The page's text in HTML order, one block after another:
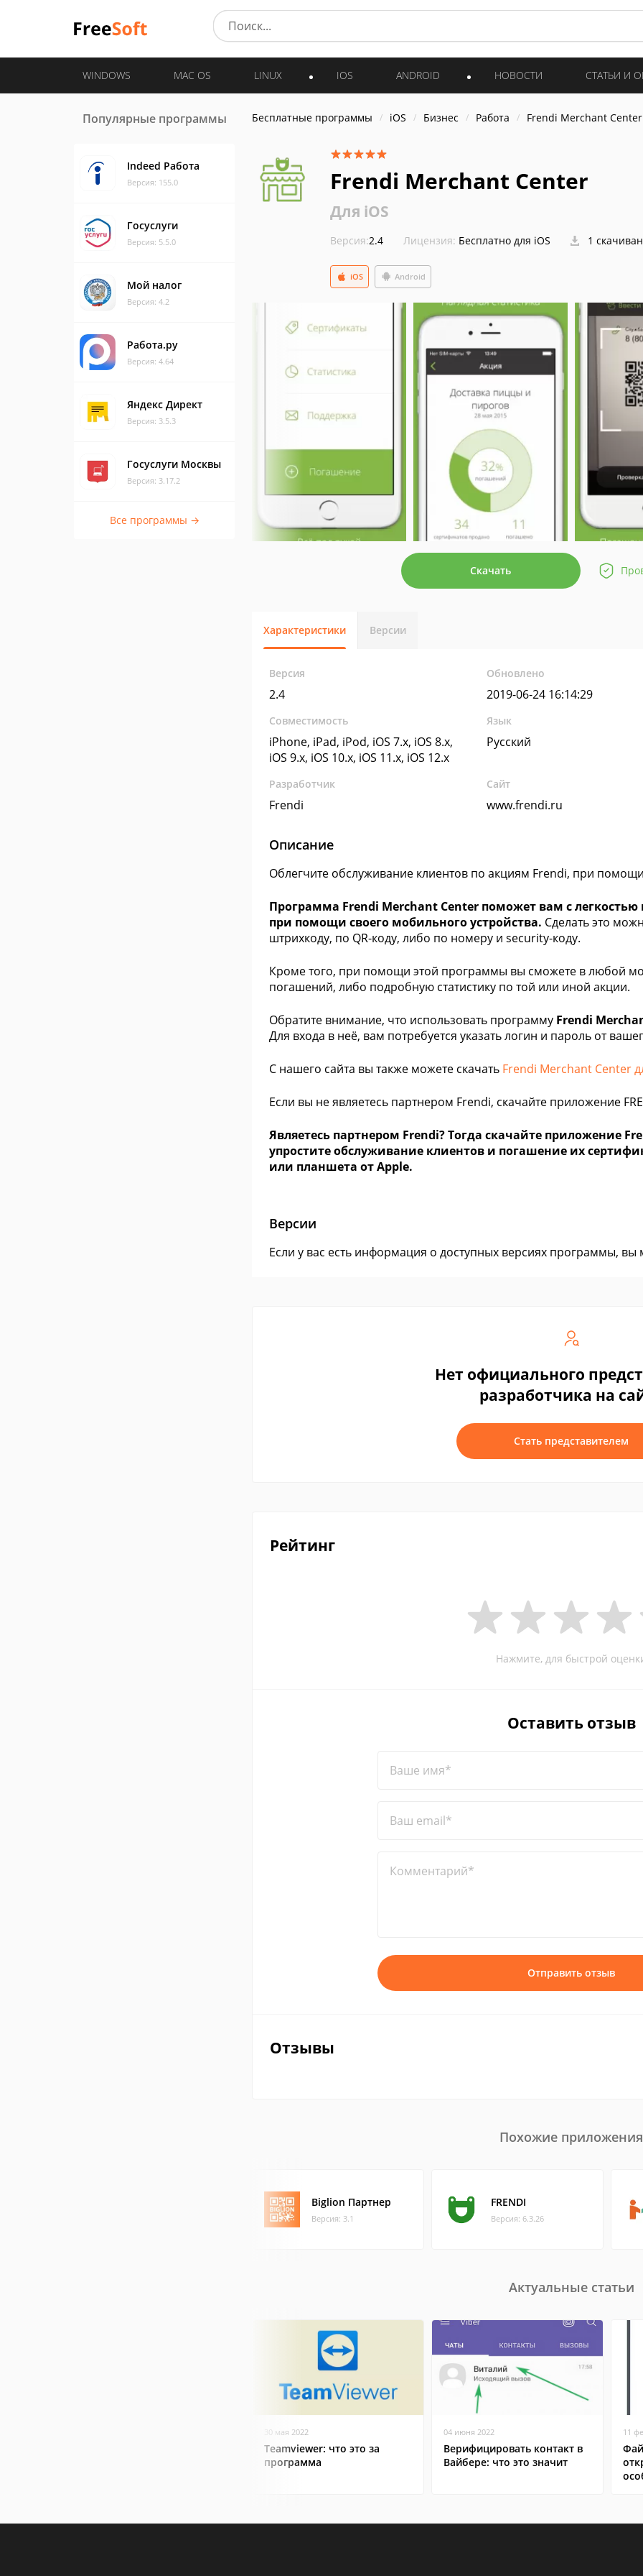
WINDOWS MAC OS LINUX IOS ANDROID НОВОСТИ СТАТЬИ И
Популярные программы
Indeed Работа
Версия: 155.0
Госуслуги
Версия: 5.5.0
Мой налог
Версия: 4.2
Работа.ру
Версия: 4.64
Яндекс Директ
Версия: 3.5.3
Госуслуги Москвы
Версия: 3.17.2
Все программы →
Бесплатные программы iOS Бизнес Работа Frendi Merchant Center
Frendi Merchant Center
Для iOS
Версия:2.4 Лицензия: Бесплатно для iOS 1
Android
iOS
Скачать
Характеристики Версии
Версия
2.4
Обновлено
2019-06-24 16:14:29
Совместимость
iPhone, iPad, iPod, iOS 7.x, iOS 8.x,
iOS 9.x, iOS 10.x, iOS 11.x, iOS 12.x
Язык
Русский
Разработчик
Frendi
Сайт
www.frendi.ru
Описание
Облегчите обслуживание клиентов по акциям Frendi, при
Программа Frendi Merchant Center поможет вам с
при помощи своего мобильного устройства. Сделать это
штрихкоду, по QR-коду, либо по номеру и security-коду.
Кроме того, при помощи этой программы вы сможете в любой
погашений, либо подробную статистику по той или иной акции.
Обратите внимание, что использовать программу Frendi
Для входа в неё, вам потребуется указать логин и пароль от
С нашего сайта вы также можете скачать Frendi Merchant Center
Если вы не являетесь партнером Frendi, скачайте приложение
Являетесь партнером Frendi? Тогда скачайте приложение
упростите обслуживание клиентов и погашение их
или планшета от Apple.
Версии
Если у вас есть информация о доступных версиях программы,
Нет официального
разработчика на
Стать представителем
Рейтинг
Нажмите, для быстрой
Оставить отзыв
Ваше имя*
Ваш email*
Комментарий*
Отправить отзыв
Отзывы
Похожие приложения
Biglion Партнер
Версия: 3.1
FRENDI
Версия: 6.3.26
Актуальные статьи
30 мая 2022
Teamviewer: что это за
программа
04 июня 2022
Верифицировать контакт в
Вайбере: что это значит
11